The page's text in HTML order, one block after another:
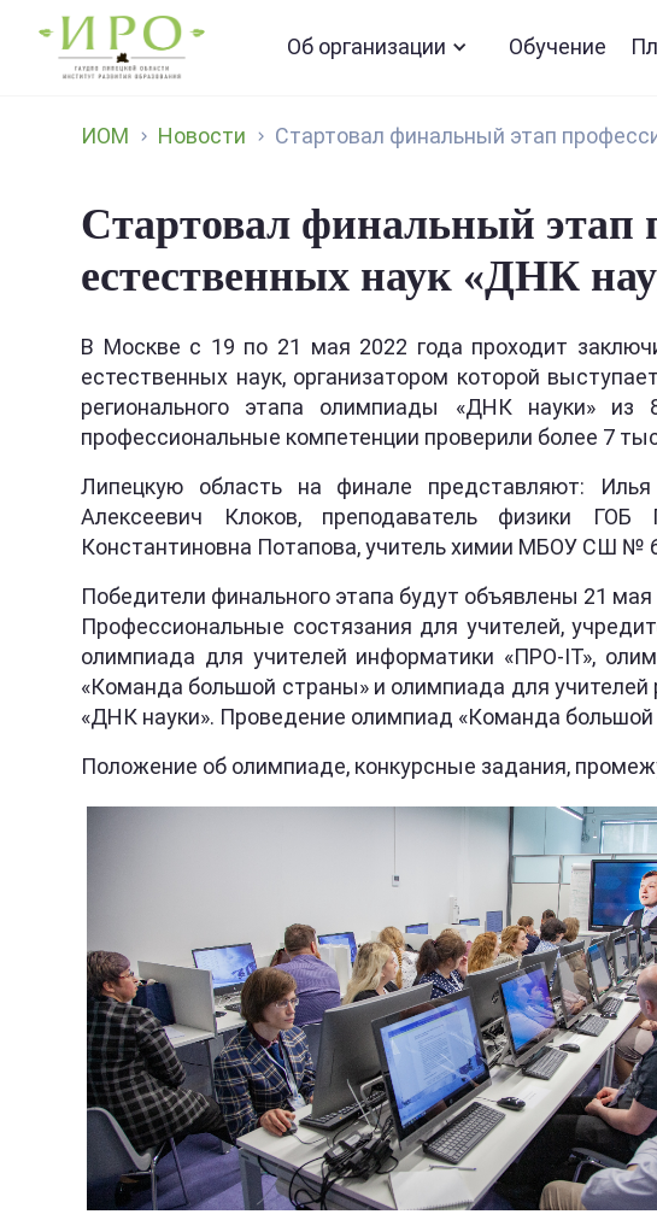
Об организации Обучение
ИОМ Новости Стартовал финальный этап
Стартовал финальный этап
естественных наук «ДНК
В Москве с 19 по 21 мая 2022 года проходит
естественных наук, организатором которой
регионального этапа олимпиады «ДНК науки»
профессиональные компетенции проверили более 7
Липецкую область на финале представляют:
Алексеевич Клоков, преподаватель физики
Константиновна Потапова, учитель химии МБОУ СШ №
Победители финального этапа будут объявлены 21
Профессиональные состязания для учителей,
олимпиада для учителей информатики «ПРО-IT»,
«Команда большой страны» и олимпиада для учителей
«ДНК науки». Проведение олимпиад «Команда большой
Положение об олимпиаде, конкурсные задания,